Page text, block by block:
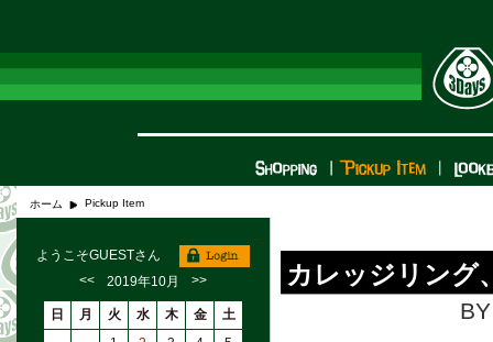
ホーム Pickup Item
カレッジリング
ようこそGUESTさん
<<
2019年10月 >>
日 月 火 水 木 金
土